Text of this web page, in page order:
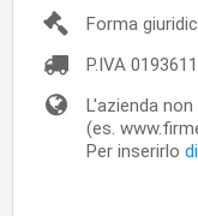
Forma
P.IVA
L'azienda
(es.
Per inserirlo